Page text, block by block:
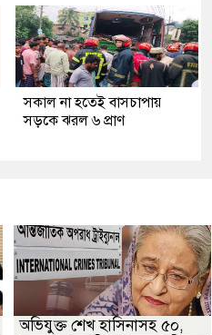
সকাল না হতেই বাসচাপায়
সড়কে ঝরল ৬ প্রাণ
অভিযুক্ত শেখ হাসিনাসহ ৫০,